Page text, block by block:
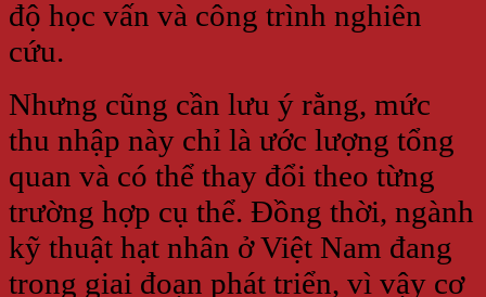
độ học vấn và công trình nghiên
cứu.
Nhưng cũng cần lưu ý rằng, mức
thu nhập này chỉ là ước lượng tổng
quan và có thể thay đổi theo từng
trường hợp cụ thể. Đồng thời, ngành
kỹ thuật hạt nhân ở Việt Nam đang
trong giai đoạn phát triển, vì vậy cơ